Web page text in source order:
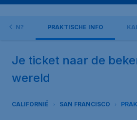
DOEN? PRAKTISCHE INFO
Je ticket naar de
wereld
CALIFORNIË SAN FRANCISCO